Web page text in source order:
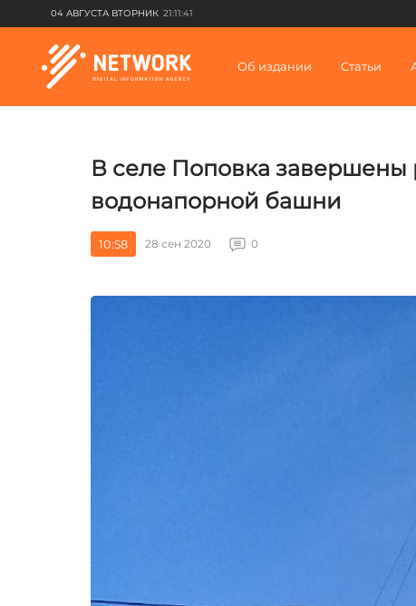
04 АВГУСТА ВТОРНИК 21:11:41
Об издании Статьи
В селе Поповка завершены
водонапорной башни
10:58 28 сен 2020 0